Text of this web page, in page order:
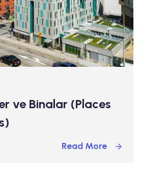
ve Binalar (Places
Read More